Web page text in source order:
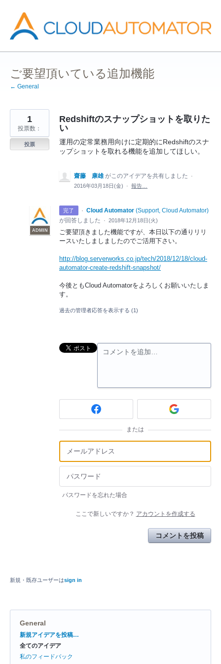
ン
ツ
ス
プ
ご要望頂いている追加機能
← General
Redshiftのスナップショットを取りた
い
運用の定常業務用向けに定期的にRedshiftのスナ
ップショットを取れる機能を追加してほしい。
1
投票数：
投票
齋藤 康雄 がこのアイデアを共有しました
·
2016年03月18日(金)
· 報告…
完了 ·
ADMIN
Cloud Automator (Support, Cloud Automator)
が回答しました
· 2018年12月18日(火)
ご要望頂きました機能ですが、本日以下の通りリリ
ースいたしましましたのでご活用下さい。
http://blog.serverworks.co.jp/tech/2018/12/18/cloud-
automator-create-redshift-snapshot/
今後ともCloud Automatorをよろしくお願いいたしま
す。
過去の管理者応答を表示する (1)
コメントを追加…
または
パスワードを忘れた場合
ここで新しいですか？ アカウントを作成する
コメントを投稿
新規・既存ユーザーはsign in
General
カ
ゴ
リ
新規アイデアを投稿…
全てのアイデア
私のフィードバック